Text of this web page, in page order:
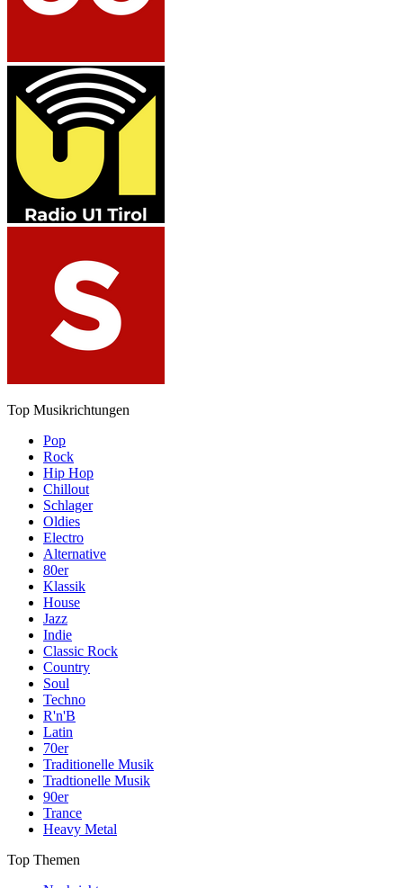
Top Musikrichtungen
Pop
Rock
Hip Hop
Chillout
Schlager
Oldies
Electro
Alternative
80er
Klassik
House
Jazz
Indie
Classic Rock
Country
Soul
Techno
R'n'B
Latin
70er
Traditionelle Musik
Tradtionelle Musik
90er
Trance
Heavy Metal
Top Themen